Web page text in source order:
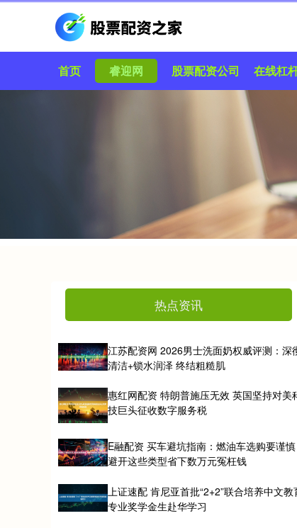
首页 睿迎网 股票配资公司 在线杠
热点资讯
江苏配资网 2026男士洗面奶权威评测：深
清洁+锁水润泽 终结粗糙肌
惠红网配资 特朗普施压无效 英国坚持对美
技巨头征收数字服务税
E融配资 买车避坑指南：燃油车选购要谨慎
避开这些类型省下数万元冤枉钱
上证速配 肯尼亚首批“2+2”联合培养中文教
专业奖学金生赴华学习